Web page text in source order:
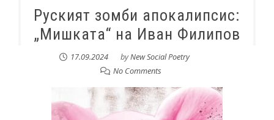
Руският зомби апокалипсис:
„Мишката“ на Иван Филипов
17.09.2024 byNew Social Poetry
No Comments